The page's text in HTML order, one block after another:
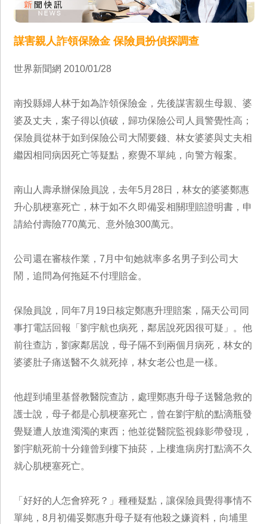
謀害親人詐領保險金 保險員扮偵探調查
世界新聞網 2010/01/28
南投縣婦人林于如為詐領保險金，先後謀害親生母親、婆
婆及丈夫，案子得以偵破，歸功保險公司人員警覺性高；
保險員從林于如到保險公司大鬧要錢、林女婆婆與丈夫相
繼因相同病因死亡等疑點，察覺不單純，向警方報案。
南山人壽承辦保險員說，去年5月28日，林女的婆婆鄭惠
升心肌梗塞死亡，林于如不久即備妥相關理賠證明書，申
請給付壽險770萬元、意外險300萬元。
公司還在審核作業，7月中旬她就率多名男子到公司大
鬧，追問為何拖延不付理賠金。
保險員說，同年7月19日核定鄭惠升理賠案，隔天公司同
事打電話回報「劉宇航也病死，鄰居說死因很可疑」。他
前往查訪，劉家鄰居說，母子隔不到兩個月病死，林女的
婆婆肚子痛送醫不久就死掉，林女老公也是一樣。
他趕到埔里基督教醫院查訪，處理鄭惠升母子送醫急救的
護士說，母子都是心肌梗塞死亡，曾在劉宇航的點滴瓶發
覺疑遭人放進濁濁的東西；他並從醫院監視錄影帶發現，
劉宇航死前十分鐘曾到樓下抽菸，上樓進病房打點滴不久
就心肌梗塞死亡。
「好好的人怎會猝死？」種種疑點，讓保險員覺得事情不
單純，8月初備妥鄭惠升母子疑有他殺之嫌資料，向埔里